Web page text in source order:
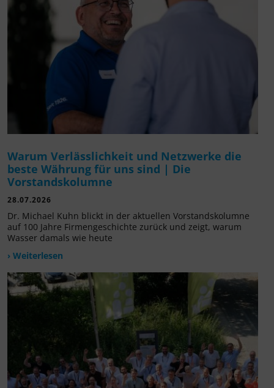
Warum Verlässlichkeit und Netzwerke die
beste Währung für uns sind | Die
Vorstandskolumne
28.07.2026
Dr. Michael Kuhn blickt in der aktuellen Vorstandskolumne
auf 100 Jahre Firmengeschichte zurück und zeigt, warum
Wasser damals wie heute
› Weiterlesen